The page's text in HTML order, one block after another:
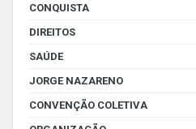
CONQUISTA
DIREITOS
SAÚDE
JORGE NAZARENO
CONVENÇÃO COLETIVA